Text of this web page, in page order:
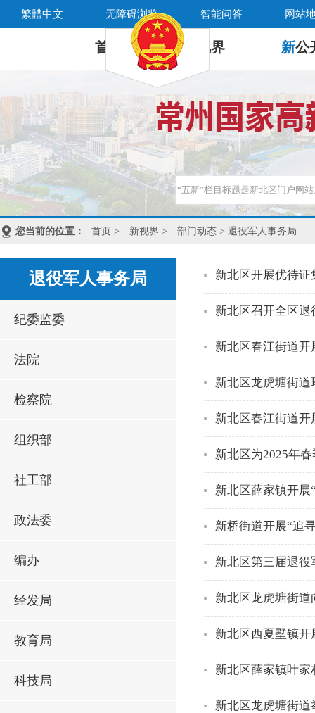
繁體中文 无障碍浏览 智能问答 网站
首 页 新 视界 新公
您当前的位置： 首页 > 新视界 > 部门动态 > 退役军人事务局
退役军人事务局
纪委监委
法院
检察院
组织部
社工部
政法委
编办
经发局
教育局
科技局
新北区开展优待
新北区召开全区
新北区春江街道开
新北区龙虎塘街
新北区春江街道
新北区为2025年
新北区薛家镇开展
新桥街道开展“追
新北区第三届退
新北区龙虎塘街
新北区西夏墅镇开
新北区薛家镇叶家
新北区龙虎塘街